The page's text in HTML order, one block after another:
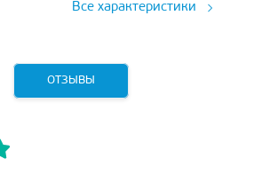
Все характеристики
ОТЗЫВЫ